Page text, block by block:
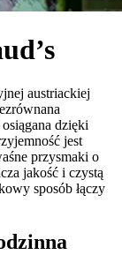
austriackiej
dzięki
jest
przysmaki o
jakość i czystą
sposób łączy